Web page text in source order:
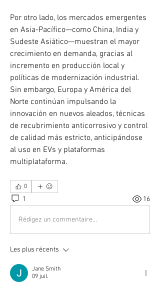
Por otro lado, los mercados emergentes
en Asia-Pacífico—como China, India y
Sudeste Asiático—muestran el mayor
crecimiento en demanda, gracias al
incremento en producción local y
políticas de modernización industrial.
Sin embargo, Europa y América del
Norte continúan impulsando la
innovación en nuevos aleados, técnicas
de recubrimiento anticorrosivo y control
de calidad más estricto, anticipándose
al uso en EVs y plataformas
multiplataforma.
0
1 16
Rédigez un commentaire...
Les plus récents
Jane Smith
09 juil.